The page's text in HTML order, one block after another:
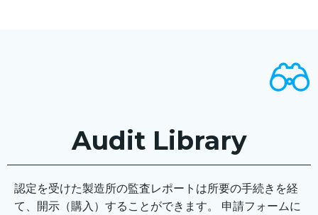
Audit Library
認定を受けた製造所の監査レポートは所要の手続きを経
て、開示（購入）することができます。 申請フォームに